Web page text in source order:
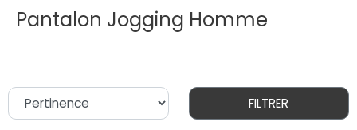
Pantalon Jogging Homme
FILTRER